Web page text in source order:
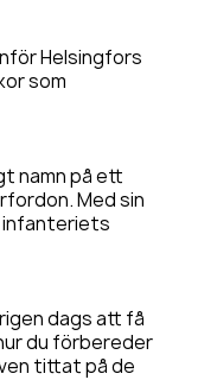
Helsingfors
som
namn på ett
Med sin
infanteriets
dags att få
du förbereder
tittat på de